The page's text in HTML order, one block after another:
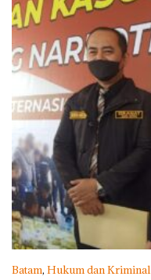
Batam, Hukum dan Kriminal